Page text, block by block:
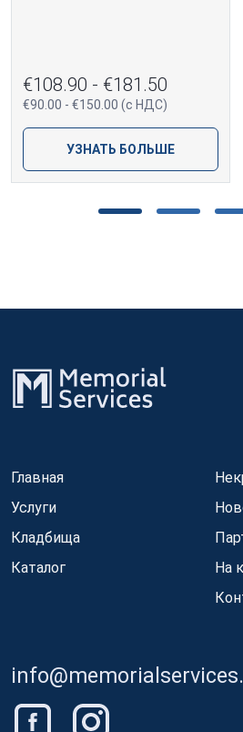
€108.90 - €181.50
€90.00 - €150.00 (с НДС)
УЗНАТЬ БОЛЬШЕ
Главная
Услуги
Кладбища
Каталог
На